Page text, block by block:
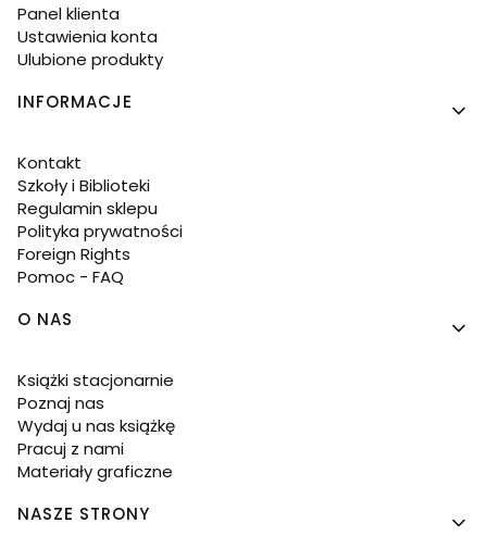
Panel klienta
Ustawienia konta
Ulubione produkty
INFORMACJE
Kontakt
Szkoły i Biblioteki
Regulamin sklepu
Polityka prywatności
Foreign Rights
Pomoc - FAQ
O NAS
Książki stacjonarnie
Poznaj nas
Wydaj u nas książkę
Pracuj z nami
Materiały graficzne
NASZE STRONY